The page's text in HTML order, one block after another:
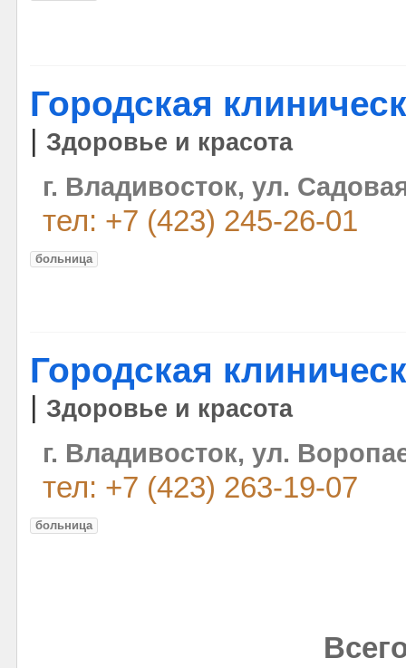
Городская
Здоровье и красота
г. Владивосток, ул.
тел: +7 (423) 245-26-01
больница
Городская
Здоровье и красота
г. Владивосток, ул.
тел: +7 (423) 263-19-07
больница